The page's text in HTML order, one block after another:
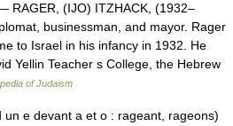
RAGER, (IJO) ITZHACK, (1932–
businessman, and mayor. Rager
to Israel in his infancy in 1932. He
Yellin Teacher s College, the Hebrew
of Judaism
e devant a et o : rageant, rageons)